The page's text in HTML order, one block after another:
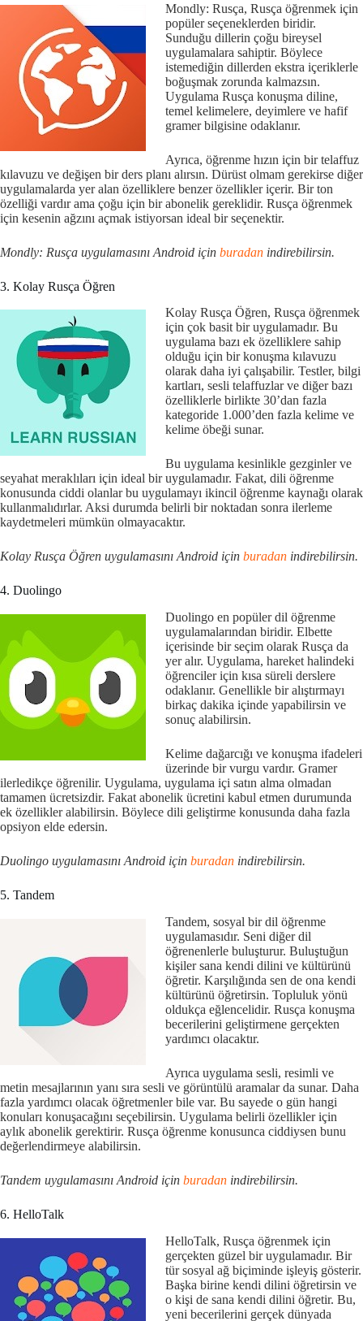
Mondly: Rusça, Rusça öğrenmek için
popüler seçeneklerden biridir.
Sunduğu dillerin çoğu bireysel
uygulamalara sahiptir. Böylece
istemediğin dillerden ekstra içeriklerle
boğuşmak zorunda kalmazsın.
Uygulama Rusça konuşma diline,
temel kelimelere, deyimlere ve hafif
gramer bilgisine odaklanır.
Ayrıca, öğrenme hızın için bir telaffuz
kılavuzu ve değişen bir ders planı alırsın. Dürüst olmam gerekirse diğer
uygulamalarda yer alan özelliklere benzer özellikler içerir. Bir ton
özelliği vardır ama çoğu için bir abonelik gereklidir. Rusça öğrenmek
için kesenin ağzını açmak istiyorsan ideal bir seçenektir.
Mondly: Rusça uygulamasını Android için buradan indirebilirsin.
3. Kolay Rusça Öğren
Kolay Rusça Öğren, Rusça öğrenmek
için çok basit bir uygulamadır. Bu
uygulama bazı ek özelliklere sahip
olduğu için bir konuşma kılavuzu
olarak daha iyi çalışabilir. Testler, bilgi
kartları, sesli telaffuzlar ve diğer bazı
özelliklerle birlikte 30’dan fazla
kategoride 1.000’den fazla kelime ve
kelime öbeği sunar.
Bu uygulama kesinlikle gezginler ve
seyahat meraklıları için ideal bir uygulamadır. Fakat, dili öğrenme
konusunda ciddi olanlar bu uygulamayı ikincil öğrenme kaynağı olarak
kullanmalıdırlar. Aksi durumda belirli bir noktadan sonra ilerleme
kaydetmeleri mümkün olmayacaktır.
Kolay Rusça Öğren uygulamasını Android için buradan indirebilirsin.
4. Duolingo
Duolingo en popüler dil öğrenme
uygulamalarından biridir. Elbette
içerisinde bir seçim olarak Rusça da
yer alır. Uygulama, hareket halindeki
öğrenciler için kısa süreli derslere
odaklanır. Genellikle bir alıştırmayı
birkaç dakika içinde yapabilirsin ve
sonuç alabilirsin.
Kelime dağarcığı ve konuşma ifadeleri
üzerinde bir vurgu vardır. Gramer
ilerledikçe öğrenilir. Uygulama, uygulama içi satın alma olmadan
tamamen ücretsizdir. Fakat abonelik ücretini kabul etmen durumunda
ek özellikler alabilirsin. Böylece dili geliştirme konusunda daha fazla
opsiyon elde edersin.
Duolingo uygulamasını Android için buradan indirebilirsin.
5. Tandem
Tandem, sosyal bir dil öğrenme
uygulamasıdır. Seni diğer dil
öğrenenlerle buluşturur. Buluştuğun
kişiler sana kendi dilini ve kültürünü
öğretir. Karşılığında sen de ona kendi
kültürünü öğretirsin. Topluluk yönü
oldukça eğlencelidir. Rusça konuşma
becerilerini geliştirmene gerçekten
yardımcı olacaktır.
Ayrıca uygulama sesli, resimli ve
metin mesajlarının yanı sıra sesli ve görüntülü aramalar da sunar. Daha
fazla yardımcı olacak öğretmenler bile var. Bu sayede o gün hangi
konuları konuşacağını seçebilirsin. Uygulama belirli özellikler için
aylık abonelik gerektirir. Rusça öğrenme konusunca ciddiysen bunu
değerlendirmeye alabilirsin.
Tandem uygulamasını Android için buradan indirebilirsin.
6. HelloTalk
HelloTalk, Rusça öğrenmek için
gerçekten güzel bir uygulamadır. Bir
tür sosyal ağ biçiminde işleyiş gösterir.
Başka birine kendi dilini öğretirsin ve
o kişi de sana kendi dilini öğretir. Bu,
yeni becerilerini gerçek dünyada